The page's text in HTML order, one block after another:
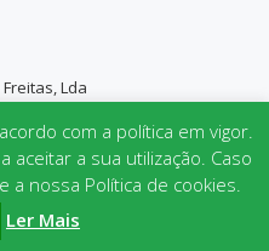
Lda
byWordPress
com a política em vigor.
aceitar a sua utilização. Caso
a nossa Política de cookies.
Ler Mais